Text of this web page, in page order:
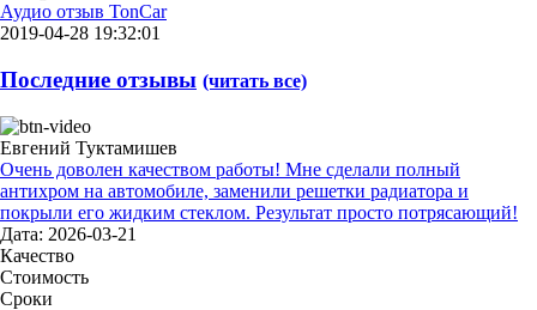
Аудио отзыв TonCar
2019-04-28 19:32:01
Последние отзывы (читать все)
Евгений Туктамишев
Очень доволен качеством работы! Мне сделали полный
антихром на автомобиле, заменили решетки радиатора и
покрыли его жидким стеклом. Результат просто потрясающий!
Дата: 2026-03-21
Качество
Стоимость
Сроки